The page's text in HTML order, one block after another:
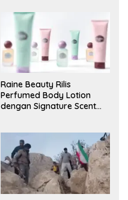
Raine Beauty Rilis
Perfumed Body Lotion
dengan Signature Scent